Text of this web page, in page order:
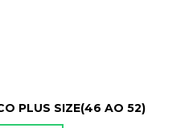
PLUS SIZE(46 AO 52)